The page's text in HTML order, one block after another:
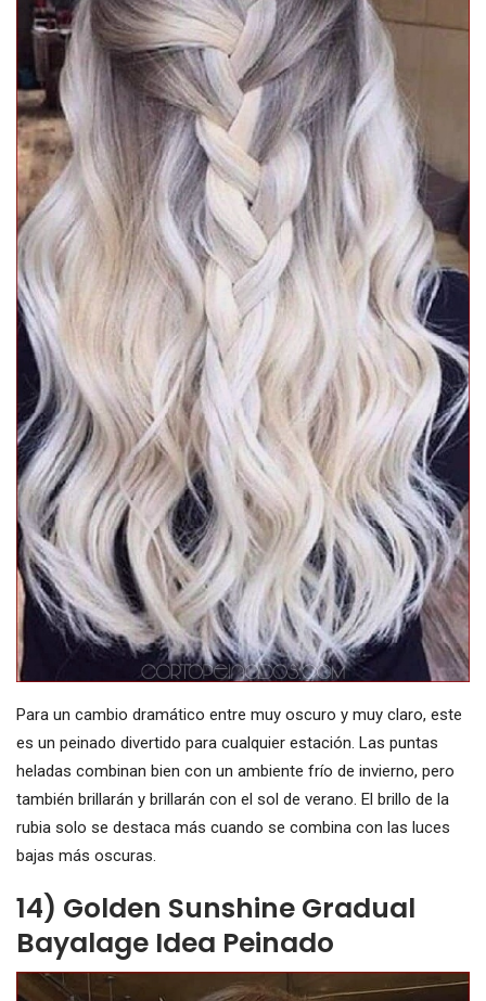
Para un cambio dramático entre muy oscuro y muy claro, este
es un peinado divertido para cualquier estación. Las puntas
heladas combinan bien con un ambiente frío de invierno, pero
también brillarán y brillarán con el sol de verano. El brillo de la
rubia solo se destaca más cuando se combina con las luces
bajas más oscuras.
14) Golden Sunshine Gradual
Bayalage Idea Peinado